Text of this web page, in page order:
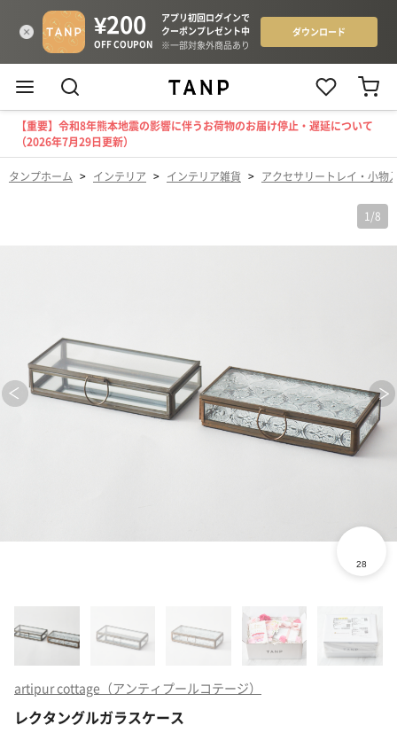
【重要】令和8年熊本地震の影響に伴うお荷物のお届け停止・遅延について
（2026年7月29日更新）
タンプホーム > インテリア > インテリア雑貨 > アクセサリートレイ・小物
1 /8
artipur cottage（アンティプールコテージ）
レクタングルガラスケース